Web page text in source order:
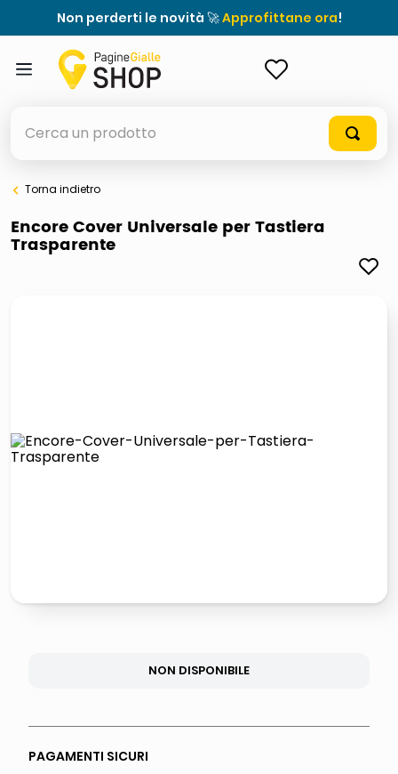
Non perderti le novità 🚀Approfittane ora!
elenchi telefonici
orologio parete
pattumiera raccolta differenziata
Torna indietro
Encore Cover Universale per Tastiera
Trasparente
NON DISPONIBILE
PAGAMENTI SICURI